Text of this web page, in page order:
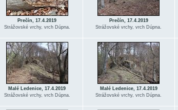
Prečín, 17.4.2019
Strážovské vrchy, vrch Dúpna.
Prečín, 17.4.2019
Strážovské vrchy, vrch Dúpna.
Malé Ledenice, 17.4.2019
Strážovské vrchy, vrch Dúpna.
Malé Ledenice, 17.4.2019
Strážovské vrchy, vrch Dúpna.